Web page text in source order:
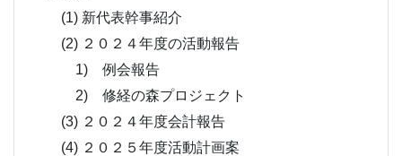
(1) 新代表幹事紹介
(2) ２０２４年度の活動報告
1) 例会報告
2) 修経の森プロジェクト
(3) ２０２４年度会計報告
(4) ２０２５年度活動計画案